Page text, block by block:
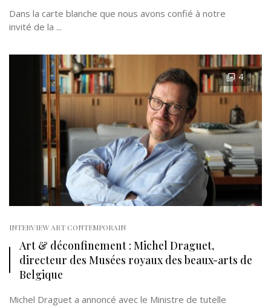
Dans la carte blanche que nous avons confié à notre
invité de la ...
4
INTERVIEW ART CONTEMPORAIN
Art & déconfinement : Michel Draguet,
directeur des Musées royaux des beaux-arts de
Belgique
Michel Draguet a annoncé avec le Ministre de tutelle